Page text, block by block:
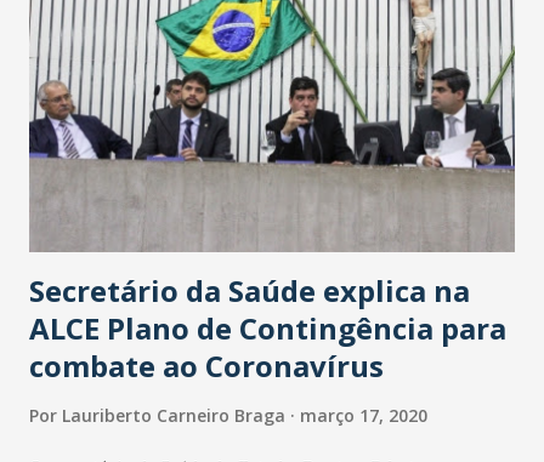
Secretário da Saúde explica na
ALCE Plano de Contingência para
combate ao Coronavírus
Por Lauriberto Carneiro Braga março 17, 2020